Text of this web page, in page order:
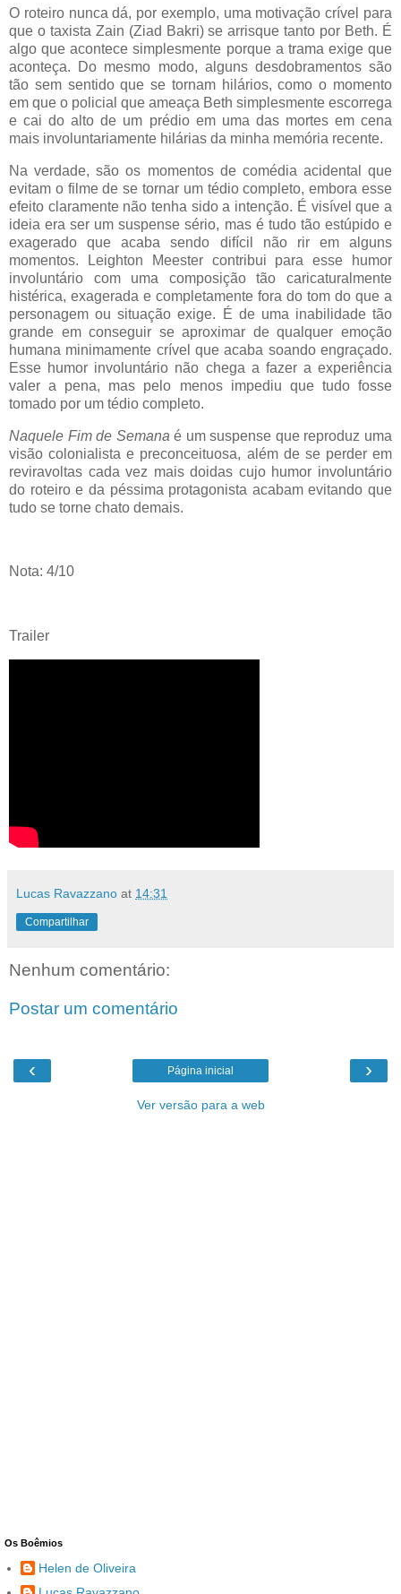
O roteiro nunca dá, por exemplo, uma motivação crível para
que o taxista Zain (Ziad Bakri) se arrisque tanto por Beth. É
algo que acontece simplesmente porque a trama exige que
aconteça. Do mesmo modo, alguns desdobramentos são
tão sem sentido que se tornam hilários, como o momento
em que o policial que ameaça Beth simplesmente escorrega
e cai do alto de um prédio em uma das mortes em cena
mais involuntariamente hilárias da minha memória recente.
Na verdade, são os momentos de comédia acidental que
evitam o filme de se tornar um tédio completo, embora esse
efeito claramente não tenha sido a intenção. É visível que a
ideia era ser um suspense sério, mas é tudo tão estúpido e
exagerado que acaba sendo difícil não rir em alguns
momentos. Leighton Meester contribui para esse humor
involuntário com uma composição tão caricaturalmente
histérica, exagerada e completamente fora do tom do que a
personagem ou situação exige. É de uma inabilidade tão
grande em conseguir se aproximar de qualquer emoção
humana minimamente crível que acaba soando engraçado.
Esse humor involuntário não chega a fazer a experiência
valer a pena, mas pelo menos impediu que tudo fosse
tomado por um tédio completo.
Naquele Fim de Semana é um suspense que reproduz uma
visão colonialista e preconceituosa, além de se perder em
reviravoltas cada vez mais doidas cujo humor involuntário
do roteiro e da péssima protagonista acabam evitando que
tudo se torne chato demais.
Nota: 4/10
Trailer
Lucas Ravazzano at 14:31
Compartilhar
Nenhum comentário:
Postar um comentário
‹ ›
Página inicial
Ver versão para a web
Os Boêmios
Helen de Oliveira